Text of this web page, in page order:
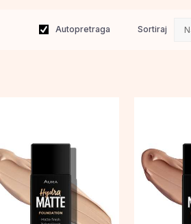
Autopretraga Sortiraj